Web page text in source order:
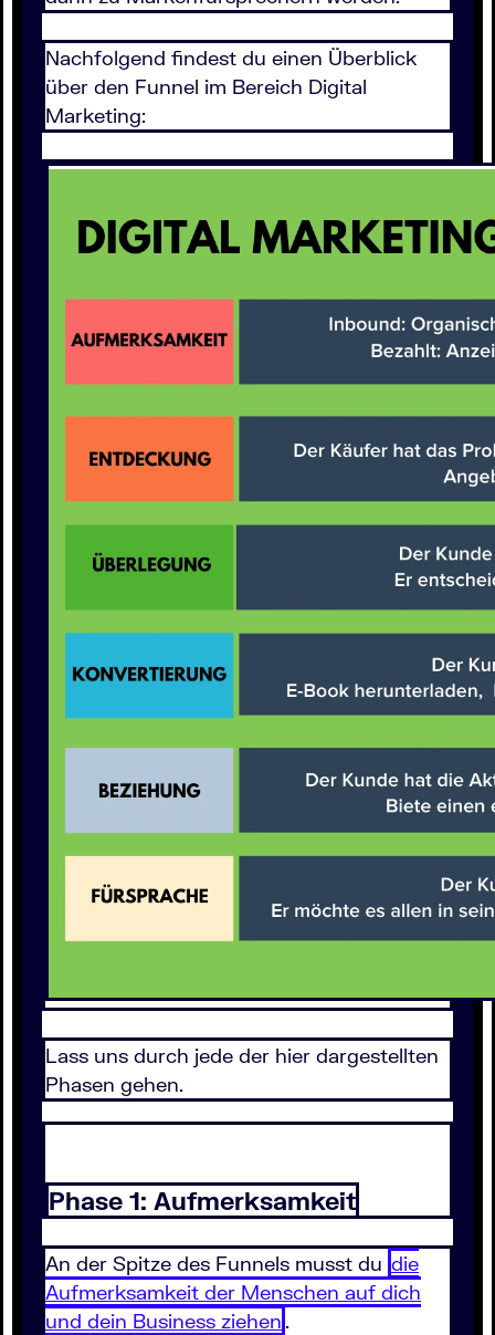
Nachfolgend findest du einen Überblick
über den Funnel im Bereich Digital
Marketing:
Lass uns durch jede der hier dargestellten
Phasen gehen.
Phase 1: Aufmerksamkeit
An der Spitze des Funnels musst du die
Aufmerksamkeit der Menschen auf dich
und dein Business ziehen .